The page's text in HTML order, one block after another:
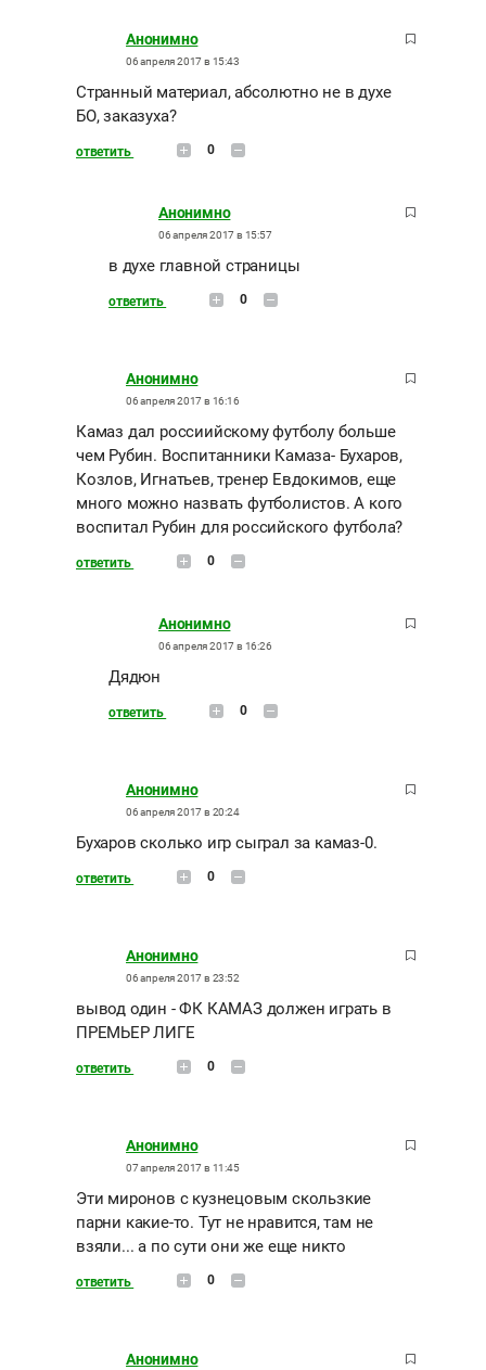
Анонимно
06 апреля 2017 в 15:43
Странный материал, абсолютно не в духе
БО, заказуха?
ответить 0
Анонимно
06 апреля 2017 в 15:57
в духе главной страницы
ответить 0
Анонимно
06 апреля 2017 в 16:16
Камаз дал россиийскому футболу больше
чем Рубин. Воспитанники Камаза- Бухаров,
Козлов, Игнатьев, тренер Евдокимов, еще
много можно назвать футболистов. А кого
воспитал Рубин для российского футбола?
ответить 0
Анонимно
06 апреля 2017 в 16:26
Дядюн
ответить 0
Анонимно
06 апреля 2017 в 20:24
Бухаров сколько игр сыграл за камаз-0.
ответить 0
Анонимно
06 апреля 2017 в 23:52
вывод один - ФК КАМАЗ должен играть в
ПРЕМЬЕР ЛИГЕ
ответить 0
Анонимно
07 апреля 2017 в 11:45
Эти миронов с кузнецовым скользкие
парни какие-то. Тут не нравится, там не
взяли... а по сути они же еще никто
ответить 0
Анонимно